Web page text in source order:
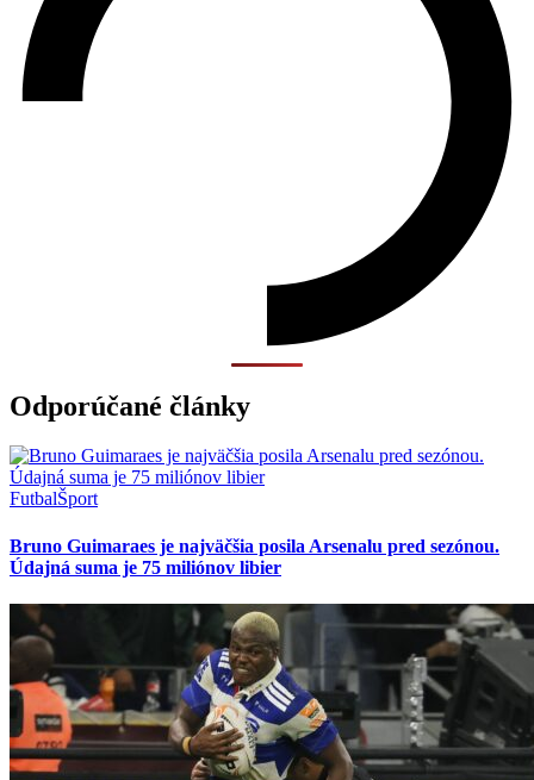
Odporúčané články
FutbalŠport
Bruno Guimaraes je najväčšia posila Arsenalu pred sezónou.
Údajná suma je 75 miliónov libier